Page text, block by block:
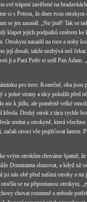
trápení zavěšené na
si s Petrou, že dnes tvou otrokyni
se jen zasmál: „No jistě! Tak se
klapot jejích podpatků směrem ke
nasadil na ruce a nohy
dosah, takže nezbývá než
jí a Paní Petře si sedl Pan Adam.
pro trest. Konečně, oba jsou
jedné strany a tácy položili před
nic k jídlu, ale poměrně velké
Druhý otrok z tácu rychle
zmítat a otrokyně, která
otroci vše pojišťovat lanem.
svým otrokům chováme špatně,
Dominanta shazovat, a když už
nás obě před našimi otroky a mi
se na připoutanou otrokyni,
chovat rozumně a nebude